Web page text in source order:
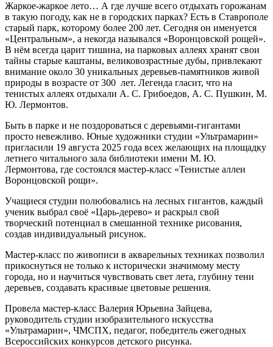
Жаркое-жаркое лето… А где лучше всего отдыхать горожанам
в такую погоду, как не в городских парках? Есть в Ставрополе
старый парк, которому более 200 лет. Сегодня он именуется
«Центральным», а некогда назывался «Воронцовской рощей».
В нём всегда царит тишина, на парковых аллеях хранят свои
тайны старые каштаны, великовозрастные дубы, привлекают
внимание около 30 уникальных деревьев-памятников живой
природы в возрасте от 300 лет. Легенда гласит, что на
тенистых аллеях отдыхали А. С. Грибоедов, А. С. Пушкин, М.
Ю. Лермонтов.
Быть в парке и не поздороваться с деревьями-гигантами
просто невежливо. Юные художники студии «Ультрамарин»
пригласили 19 августа 2025 года всех желающих на площадку
летнего читального зала библиотеки имени М. Ю.
Лермонтова, где состоялся мастер-класс «Тенистые аллеи
Воронцовской рощи».
Учащиеся студии полюбовались на лесных гигантов, каждый
ученик выбрал своё «Царь-дерево» и раскрыл свой
творческий потенциал в смешанной технике рисования,
создав индивидуальный рисунок.
Мастер-класс по живописи в акварельных техниках позволил
прикоснуться не только к исторически значимому месту
города, но и научиться чувствовать свет лета, глубину тени
деревьев, создавать красивые цветовые решения.
Провела мастер-класс Валерия Юрьевна Зайцева,
руководитель студии изобразительного искусства
«Ультрамарин», ЧМСПХ, педагог, победитель ежегодных
Всероссийских конкурсов детского рисунка.